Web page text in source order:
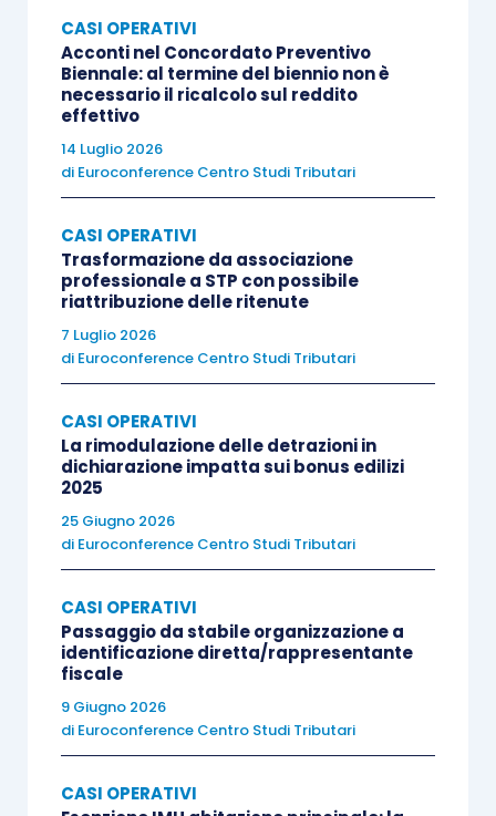
CASI OPERATIVI
Acconti nel Concordato Preventivo
Biennale: al termine del biennio non è
necessario il ricalcolo sul reddito
effettivo
14 Luglio 2026
di Euroconference Centro Studi Tributari
CASI OPERATIVI
Trasformazione da associazione
professionale a STP con possibile
riattribuzione delle ritenute
7 Luglio 2026
di Euroconference Centro Studi Tributari
CASI OPERATIVI
La rimodulazione delle detrazioni in
dichiarazione impatta sui bonus edilizi
2025
25 Giugno 2026
di Euroconference Centro Studi Tributari
CASI OPERATIVI
Passaggio da stabile organizzazione a
identificazione diretta/rappresentante
fiscale
9 Giugno 2026
di Euroconference Centro Studi Tributari
CASI OPERATIVI